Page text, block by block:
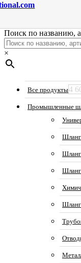
Поиск по названию,
×
Все продукты4
Промышленные